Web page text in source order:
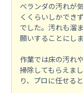
ベランダの汚れが
くくらいしかでき
でした。汚れも溜
願いすることにしま
作業では床の汚れ
掃除してもらえま
り、プロに任せる